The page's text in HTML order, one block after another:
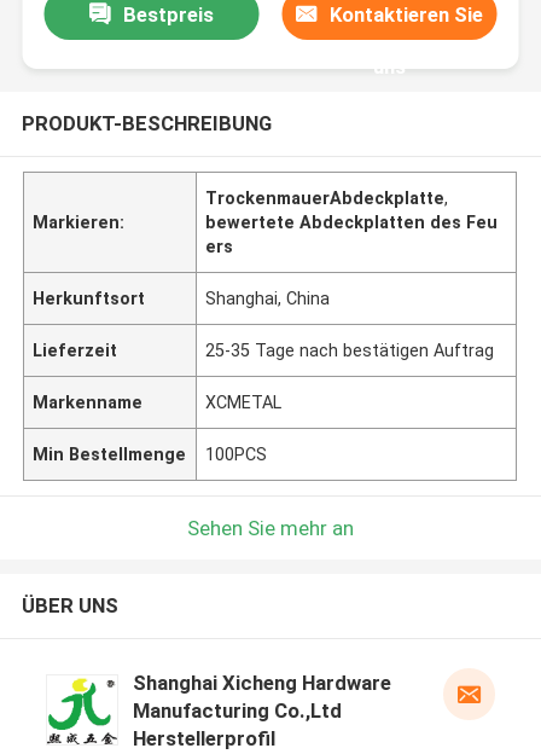
Bestpreis Kontaktieren Sie
uns
PRODUKT-BESCHREIBUNG
Markieren:
TrockenmauerAbdeckplatte,
bewertete Abdeckplatten des Feu
ers
Herkunftsort Shanghai, China
Lieferzeit 25-35 Tage nach bestätigen Auftrag
Markenname XCMETAL
Min Bestellmenge 100PCS
Sehen Sie mehr an
ÜBER UNS
Shanghai Xicheng Hardware
Manufacturing Co.,Ltd
Herstellerprofil